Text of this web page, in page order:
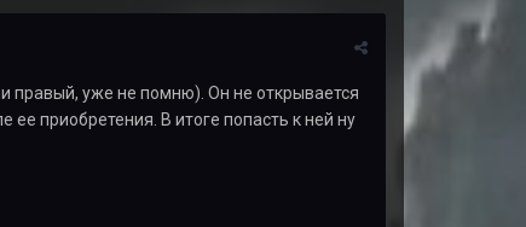
правый, уже не помню). Он не открывается
приобретения. В итоге попасть к ней ну